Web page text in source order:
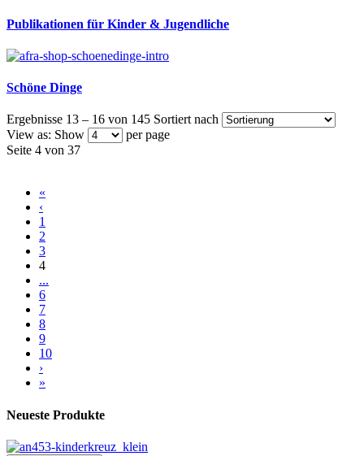
Publikationen für Kinder & Jugendliche
Schöne Dinge
Ergebnisse 13 – 16 von 145 Sortiert nach
View as: Show
per page
Seite 4 von 37
«
‹
1
2
3
4
...
6
7
8
9
10
›
»
Neueste Produkte